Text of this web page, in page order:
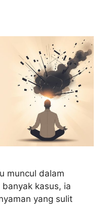
muncul dalam
kasus, ia
yang sulit